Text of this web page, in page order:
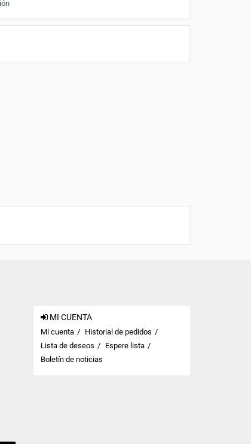
MI CUENTA
Mi cuenta
Historial de pedidos
Lista de deseos
Espere lista
Boletín de noticias